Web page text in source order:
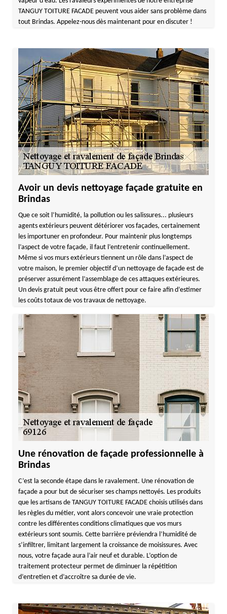
TANGUY TOITURE FACADE peuvent vous aider sans problème dans
tout Brindas. Appelez-nous dès maintenant pour en discuter !
Avoir un devis nettoyage façade gratuite en
Brindas
Que ce soit l’humidité, la pollution ou les salissures... plusieurs
agents extérieurs peuvent détériorer vos façades, certainement
les importuner en profondeur. Pour maintenir plus longtemps
l’aspect de votre façade, il faut l’entretenir continuellement.
Même si vos murs extérieurs tiennent un rôle dans l’aspect de
votre maison, le premier objectif d’un nettoyage de façade est de
préserver assurément l’assemblage de ces attaques extérieures.
Un devis gratuit peut vous être offert pour ce faire afin d’estimer
les coûts totaux de vos travaux de nettoyage.
Une rénovation de façade professionnelle à
Brindas
C’est la seconde étape dans le ravalement. Une rénovation de
façade a pour but de sécuriser ses champs nettoyés. Les produits
que les artisans de TANGUY TOITURE FACADE choisis utilisés dans
les règles du métier, vont alors concevoir une vraie protection
contre les différentes conditions climatiques que vos murs
extérieurs sont soumis. Cette barrière préviendra l’humidité de
s’infiltrer, limitant largement la croissance de moisissures. Avec
nous, votre façade aura l’air neuf et durable. L’option de
traitement protecteur permet de diminuer la répétition
d’entretien et d’accroître sa durée de vie.